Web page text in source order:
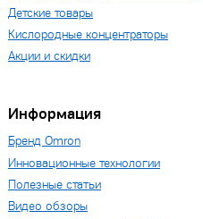
Детские товары
Кислородные концентраторы
Акции и скидки
Информация
Бренд Omron
Инновационные технологии
Полезные статьи
Видео обзоры